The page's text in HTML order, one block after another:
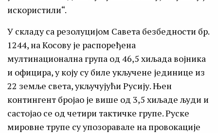
искористили“.
У складу са резолуцијом Савета безбедности бр.
1244, на Косову је распоређена
мултинационална група од 46,5 хиљада војника
и официра, у коју су биле укључене јединице из
22 земље света, укључујући Русију. Њен
контингент бројао је више од 3,5 хиљаде људи и
састојао се од четири тактичке групе. Руске
мировне трупе су упозоравале на провокације